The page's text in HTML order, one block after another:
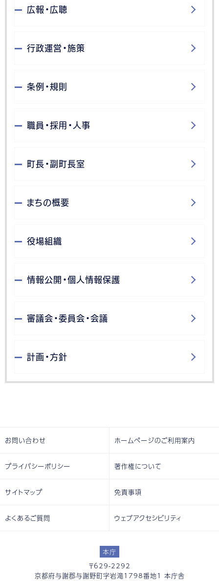
広報・広聴
行政運営・施策
条例・規則
職員・採用・人事
町長・副町長室
まちの概要
役場組織
情報公開・個人情報保護
審議会・委員会・会議
計画・方針
本庁
〒629-2292
京都府与謝郡与謝野町字岩滝1798番地1 本庁舎
お問い合わせ ホームページのご利用案内
プライバシーポリシー 著作権について
サイトマップ 免責事項
よくあるご質問 ウェブアクセシビリティ